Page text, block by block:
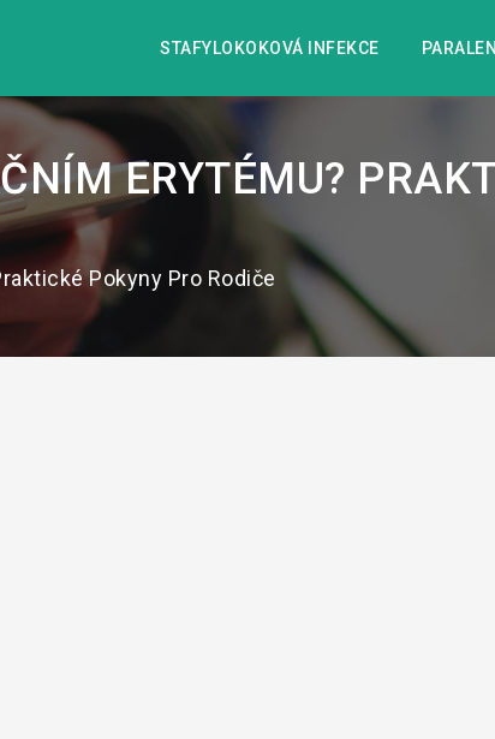
STAFYLOKOKOVÁ INFEKCE
ERYTÉMU?
Pokyny Pro Rodiče